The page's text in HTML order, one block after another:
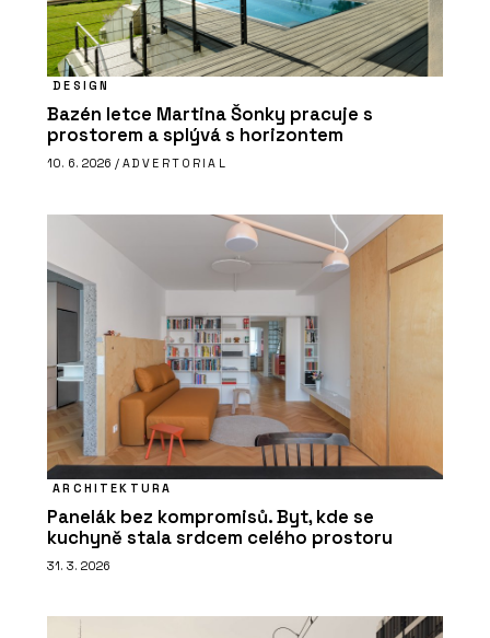
DESIGN
Bazén letce Martina Šonky pracuje s
prostorem a splývá s horizontem
10. 6. 2026 / ADVERTORIAL
ARCHITEKTURA
Panelák bez kompromisů. Byt, kde se
kuchyně stala srdcem celého prostoru
31. 3. 2026